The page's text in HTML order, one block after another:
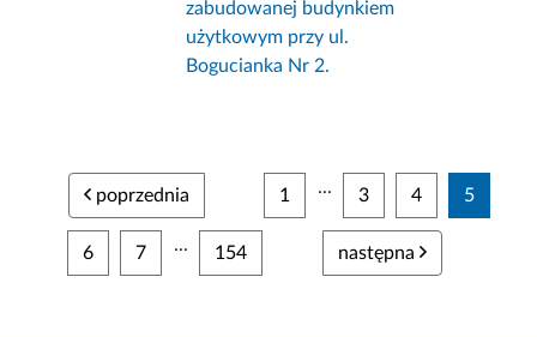
zabudowanej budynkiem
użytkowym przy ul.
Bogucianka Nr 2.
poprzednia 1 ... 3 4 5
6 7 ... 154 następna